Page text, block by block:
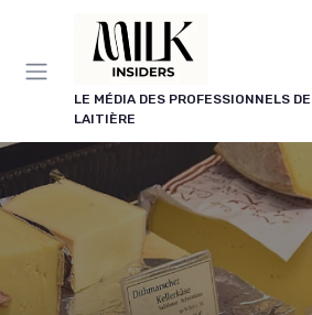
LE MÉDIA DES PROFESSIONNELS
LAITIÈRE